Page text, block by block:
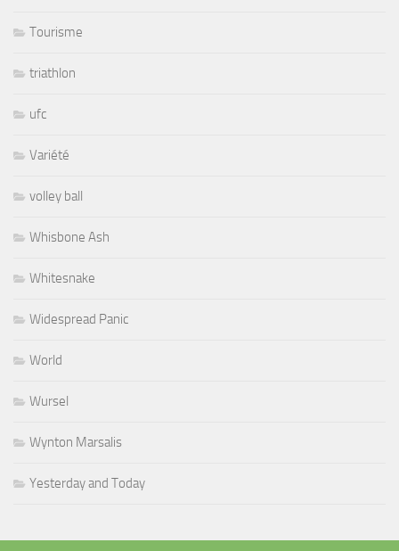
Tourisme
triathlon
ufc
Variété
volley ball
Whisbone Ash
Whitesnake
Widespread Panic
World
Wursel
Wynton Marsalis
Yesterday and Today